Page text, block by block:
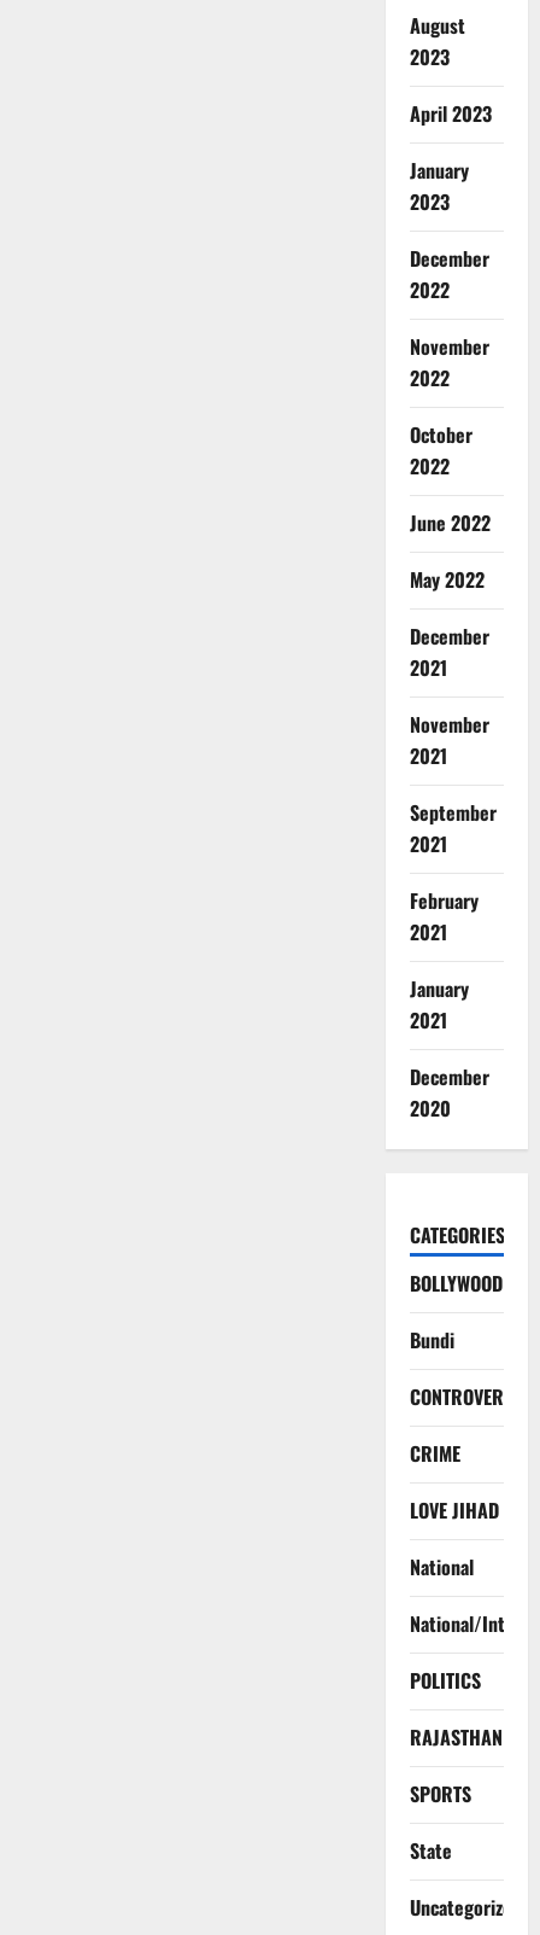
August
2023
April 2023
January
2023
December
2022
November
2022
October
2022
June 2022
May 2022
December
2021
November
2021
September
2021
February
2021
January
2021
December
2020
CATEGORIES
BOLLYWOOD
Bundi
CONTROVERSY
CRIME
LOVE JIHAD
National
National/
POLITICS
RAJASTHAN
SPORTS
State
Uncategorized